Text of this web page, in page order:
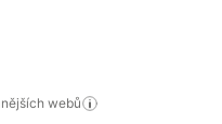
webů